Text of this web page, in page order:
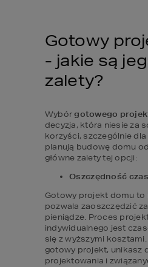
Gotowy
- jakie są
zalety?
Wybór gotowego
decyzja, która niesie za
korzyści, szczególnie
planują budowę domu
główne zalety tej opcji:
Oszczędność
Gotowy projekt domu to
pozwala zaoszczędzić
pieniądze. Proces
indywidualnego jest
się z wyższymi
gotowy projekt, unikasz
projektowania i